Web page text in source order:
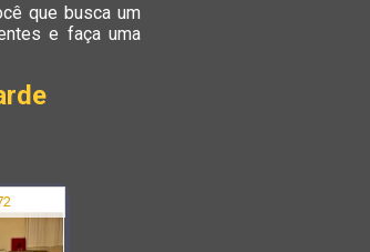
que busca um
e faça uma